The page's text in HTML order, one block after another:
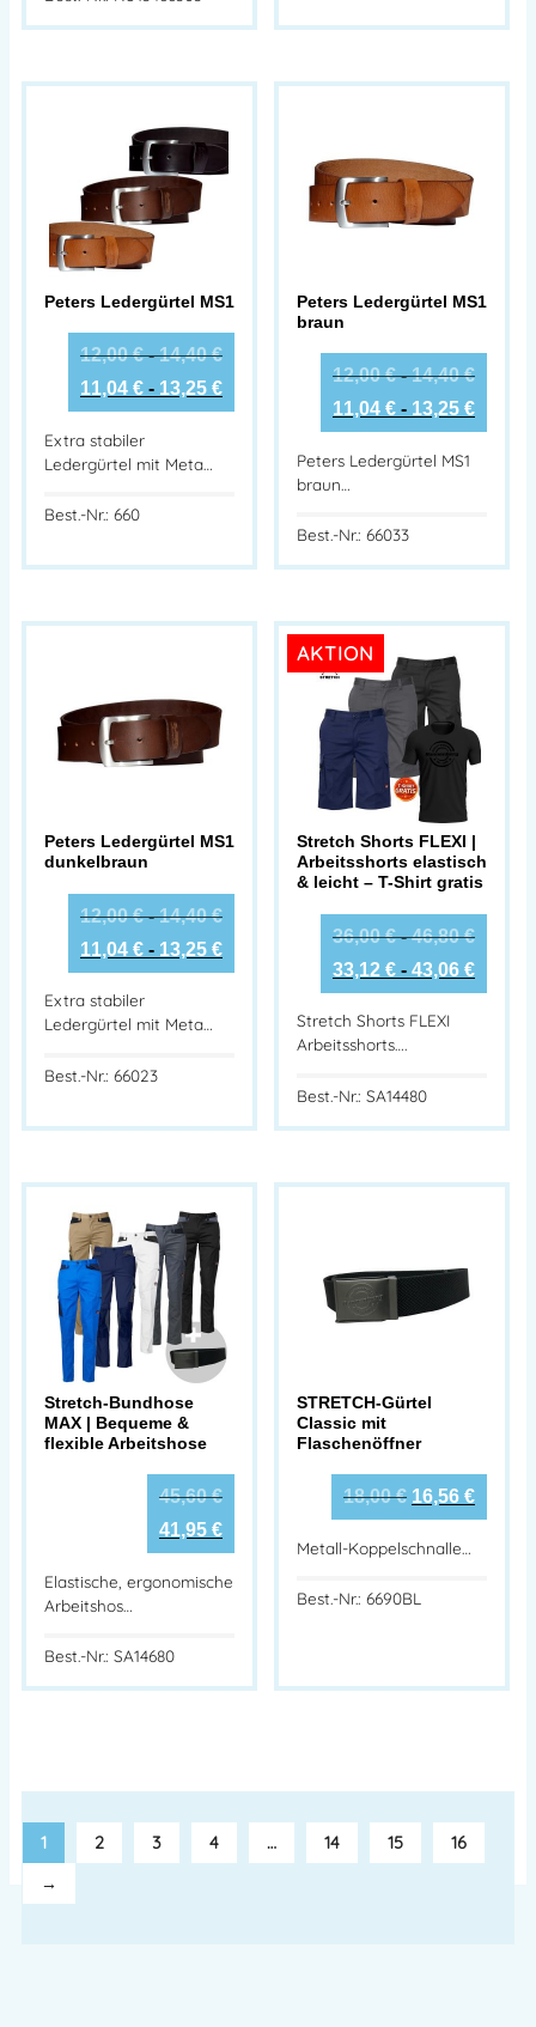
Peters Ledergürtel MS1
12,00€-14,40€
11,04 €- 13,25 €
Extra stabiler
Ledergürtel mit Meta…
Best.-Nr.: 660
Peters Ledergürtel MS1
braun
12,00€-14,40€
11,04 €- 13,25 €
Peters Ledergürtel MS1
braun…
Best.-Nr.: 66033
Peters Ledergürtel MS1
dunkelbraun
12,00€-14,40€
11,04 €- 13,25 €
Extra stabiler
Ledergürtel mit Meta…
Best.-Nr.: 66023
AKTION
Stretch Shorts FLEXI |
Arbeitsshorts elastisch
& leicht – T-Shirt gratis
36,00€-46,80€
33,12 €- 43,06 €
Stretch Shorts FLEXI
Arbeitsshorts….
Best.-Nr.: SA14480
Stretch-Bundhose
MAX | Bequeme &
flexible Arbeitshose
45,60€
41,95 €
Elastische, ergonomische
Arbeitshos…
Best.-Nr.: SA14680
STRETCH-Gürtel
Classic mit
Flaschenöffner
18,00€ 16,56 €
Metall-Koppelschnalle…
Best.-Nr.: 6690BL
1 2 3 4 … 14 15
16
→